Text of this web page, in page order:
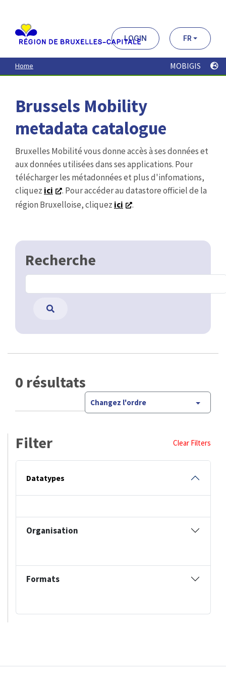
contenu
principal
LOGIN FR
Home MOBIGIS
Brussels Mobility
metadata catalogue
Bruxelles Mobilité vous donne accès à ses données et
aux données utilisées dans ses applications. Pour
télécharger les métadonnées et plus d'infomations,
cliquez ici
. Pour accéder au datastore officiel de la
région Bruxelloise, cliquez ici .
Recherche
0 résultats
Changez l'ordre
Filter Clear Filters
Datatypes
Organisation
Formats